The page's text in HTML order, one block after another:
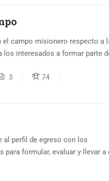
el campo misionero respecto a
los interesados a formar parte
3 74
perfil de egreso con los
formular, evaluar y llevar a